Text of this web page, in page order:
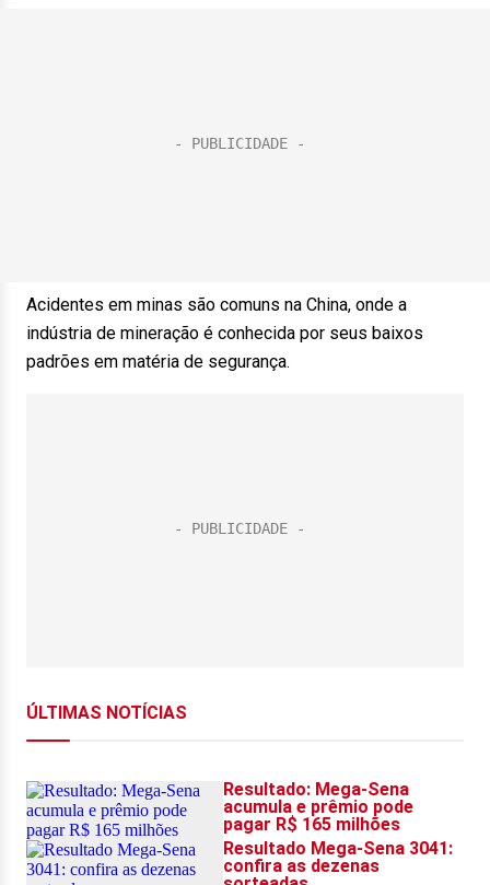
Acidentes em minas são comuns na China, onde a
indústria de mineração é conhecida por seus baixos
padrões em matéria de segurança.